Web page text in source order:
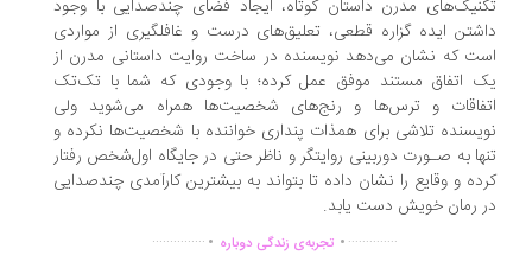
مدرن داستان کوتاه، ایجاد فضای چندصدایی با وجود
ایده گزاره قطعی، تعلیق‌های درست و غافلگیری از مواردی
که نشان می‌دهد نویسنده در ساخت روایت داستانی مدرن از
اتفاق مستند موفق عمل کرده؛ با وجودی که شما با تک‌تک
و ترس‌ها و رنج‌های شخصیت‌ها همراه می‌شوید ولی
تلاشی برای همذات پنداری خواننده با شخصیت‌ها نکرده و
به صـورت دوربینی روایتگر و ناظر حتی در جایگاه اول‌شخص رفتار
و وقایع را نشان داده تا بتواند به بیشترین کارآمدی چندصدایی
رمان خویش دست یابد.
............... .تجربه‌ی زندگی دوباره ...............